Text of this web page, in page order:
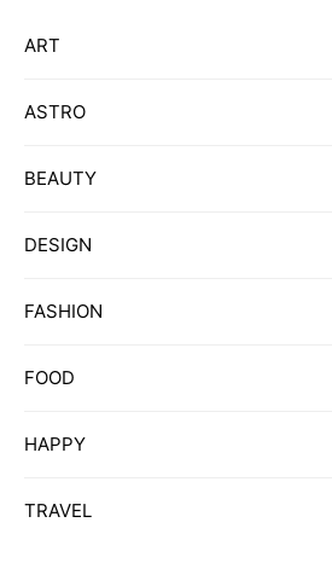
ART
ASTRO
BEAUTY
DESIGN
FASHION
FOOD
HAPPY
TRAVEL